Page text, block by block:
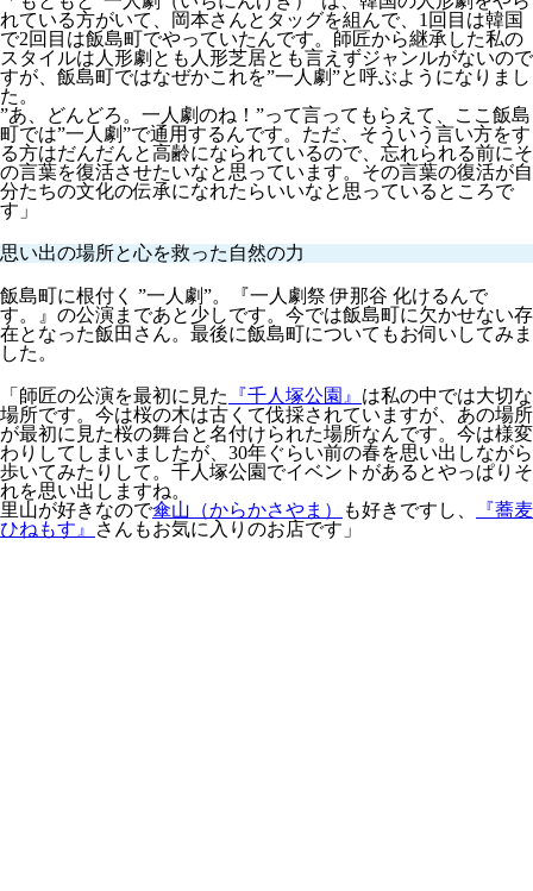
れている方がいて、
岡本さんとタッグを組んで、1回目は韓国
で2回目は飯島町でやっていた んです。師匠から継承した私の
スタイルは人形劇とも人形芝居とも言えずジャンルがないので
すが、 飯島町ではなぜかこれを”一人劇”と呼ぶようになりまし
た。
”あ、どんどろ。一人劇のね！”って言ってもらえて、ここ飯島
町では”一人劇”で通用するんです。ただ、そういう言い方をす
る方はだんだんと高齢になられているので、忘れられる前にそ
の言葉を復活させたいなと思っています。 その言葉の復活が自
分たちの文化の伝承になれたらいいなと思っているところで
す」
思い出の場所と心を救った自然の力
飯島町に根付く ”一人劇”。
『一人劇祭 伊那谷 化けるんで
す。』 の公演まであと少しです。今では飯島町に欠かせない存
在となった飯田さん。最後に飯島町についてもお伺いしてみま
した。
「師匠の公演を最初に見た 『千人塚公園』 は私の中では大切な
場所です。今は桜の木は古くて伐採されていますが、あの場所
が最初に見た桜の舞台と名付けられた場所なんです。今は様変
わりしてしまいましたが、30年ぐらい前の春を思い出しながら
歩いてみたりして。千人塚公園でイベントがあるとやっぱりそ
れを思い出しますね。
里山が好きなので傘山（からかさやま） も好きですし、
『蕎麦
ひねもす』
さんもお気に入りのお店です」